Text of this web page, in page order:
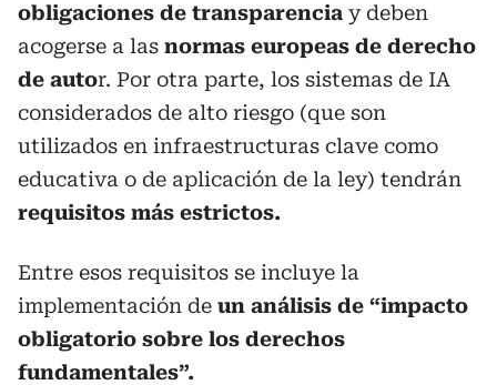
obligaciones de transparencia y deben
acogerse a las normas europeas de derecho
de autor. Por otra parte, los sistemas de IA
considerados de alto riesgo (que son
utilizados en infraestructuras clave como
educativa o de aplicación de la ley) tendrán
requisitos más estrictos.
Entre esos requisitos se incluye la
implementación de un análisis de “impacto
obligatorio sobre los derechos
fundamentales”.